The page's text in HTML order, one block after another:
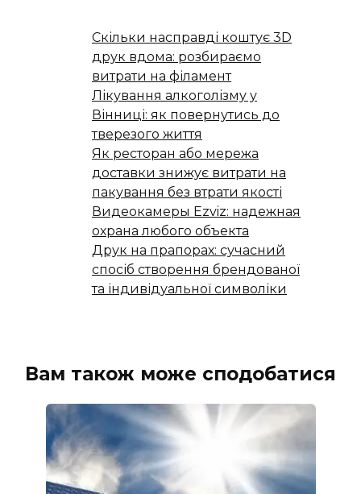
Скільки насправді коштує 3D
друк вдома: розбираємо
витрати на філамент
Лікування алкоголізму у
Вінниці: як повернутись до
тверезого життя
Як ресторан або мережа
доставки знижує витрати на
пакування без втрати якості
Видеокамеры Ezviz: надежная
охрана любого объекта
Друк на прапорах: сучасний
спосіб створення брендованої
та індивідуальної символіки
Вам також може сподобатися